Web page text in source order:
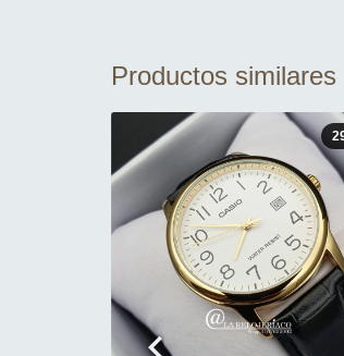
Productos similares